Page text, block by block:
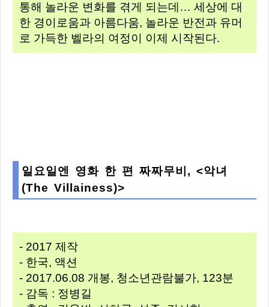
통해 놀라운 변화를 겪게 되는데… 세상에 대
한 경이로움과 아름다움, 놀라운 반전과 유머
로 가득한 벨라의 여정이 이제 시작된다.
일요일엔 영화 한 편 짜짜무비, <악녀
(The Villainess)>
- 2017 제작
- 한국, 액션
- 2017.06.08 개봉, 청소년관람불가, 123분
- 감독 : 정병길